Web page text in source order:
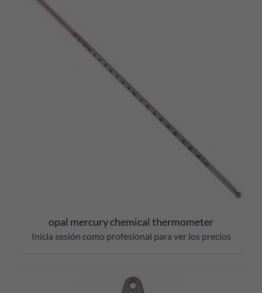
opal mercury chemical thermometer
Inicia sesión como profesional para ver los precios